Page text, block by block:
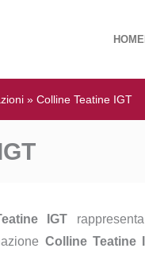
» Colline Teatine IGT
IGT
Colline Teatine